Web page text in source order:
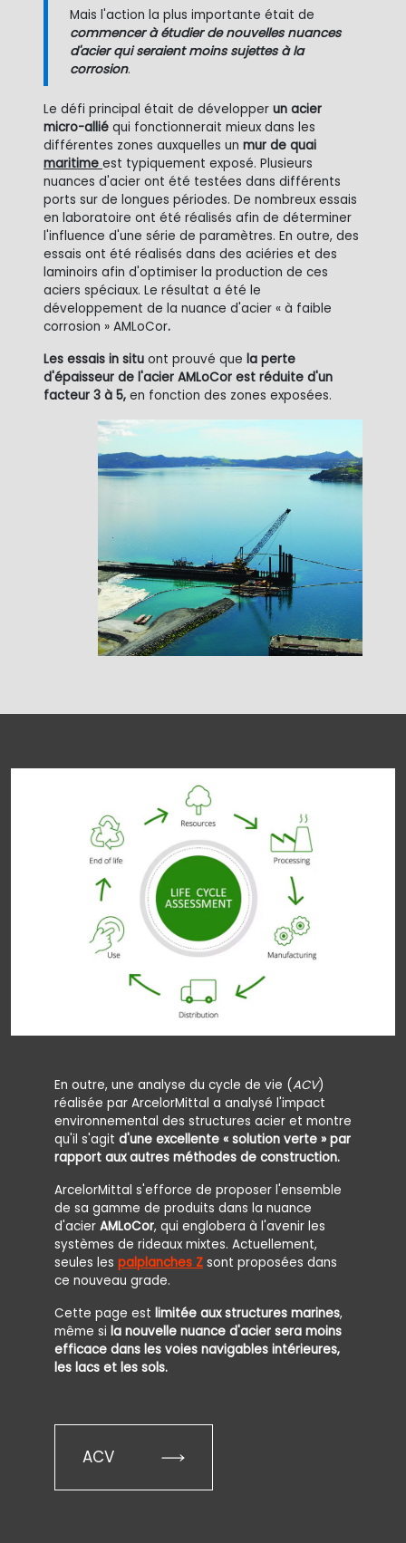
Mais l'action la plus importante était de
commencer à étudier de nouvelles nuances
d'acier qui seraient moins sujettes à la
corrosion.
Le défi principal était de développer un acier
micro-allié qui fonctionnerait mieux dans les
différentes zones auxquelles un mur de quai
maritime est typiquement exposé. Plusieurs
nuances d'acier ont été testées dans différents
ports sur de longues périodes. De nombreux essais
en laboratoire ont été réalisés afin de déterminer
l'influence d'une série de paramètres. En outre, des
essais ont été réalisés dans des aciéries et des
laminoirs afin d'optimiser la production de ces
aciers spéciaux. Le résultat a été le
développement de la nuance d'acier « à faible
corrosion » AMLoCor.
Les essais in situ ont prouvé que la perte
d'épaisseur de l'acier AMLoCor est réduite d'un
facteur 3 à 5, en fonction des zones exposées.
En outre, une analyse du cycle de vie (ACV)
réalisée par ArcelorMittal a analysé l'impact
environnemental des structures acier et montre
qu'il s'agit d'une excellente « solution verte » par
rapport aux autres méthodes de construction.
ArcelorMittal s'efforce de proposer l'ensemble
de sa gamme de produits dans la nuance
d'acier AMLoCor, qui englobera à l'avenir les
systèmes de rideaux mixtes. Actuellement,
seules les palplanches Z sont proposées dans
ce nouveau grade.
Cette page est limitée aux structures marines,
même si la nouvelle nuance d'acier sera moins
efficace dans les voies navigables intérieures,
les lacs et les sols.
ACV